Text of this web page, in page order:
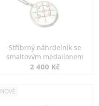
Stříbrný náhrdelník se
smaltovým medailonem
2 400 Kč
NOVÉ